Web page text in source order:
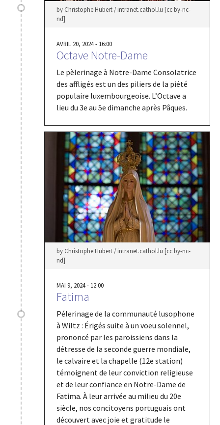
by Christophe Hubert / intranet.cathol.lu [cc by-nc-
nd]
AVRIL 20, 2024 - 16:00
Octave Notre-Dame
Le pèlerinage à Notre-Dame Consolatrice
des affligés est un des piliers de la piété
populaire luxembourgeoise. L’Octave a
lieu du 3e au 5e dimanche après Pâques.
by Christophe Hubert / intranet.cathol.lu [cc by-nc-
nd]
MAI 9, 2024 - 12:00
Fatima
Pélerinage de la communauté lusophone
à Wiltz : Érigés suite à un voeu solennel,
prononcé par les paroissiens dans la
détresse de la seconde guerre mondiale,
le calvaire et la chapelle (12e station)
témoignent de leur conviction religieuse
et de leur confiance en Notre-Dame de
Fatima. À leur arrivée au milieu du 20e
siècle, nos concitoyens portuguais ont
découvert avec joie et gratitude le